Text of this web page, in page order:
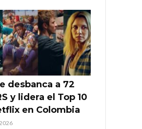
desbanca a 72
y lidera el Top 10
en Colombia